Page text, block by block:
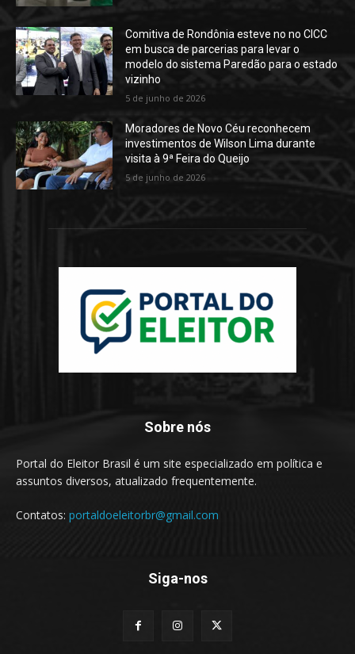
Comitiva de Rondônia esteve no no CICC
em busca de parcerias para levar o
modelo do sistema Paredão para o estado
vizinho
5 de junho de 2026
Moradores de Novo Céu reconhecem
investimentos de Wilson Lima durante
visita à 9ª Feira do Queijo
5 de junho de 2026
Sobre nós
Portal do Eleitor Brasil é um site especializado em política e
assuntos diversos, atualizado frequentemente.
Contatos: portaldoeleitorbr@gmail.com
Siga-nos